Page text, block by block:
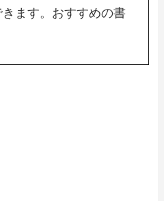
ます。おすすめの書